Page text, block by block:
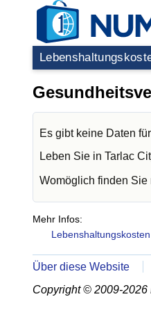
Es gibt keine Daten für
Leben Sie in Tarlac
Womöglich finden Sie
Mehr Infos:
Lebenshaltungskosten
Über diese Website
Copyright © 2009-2026